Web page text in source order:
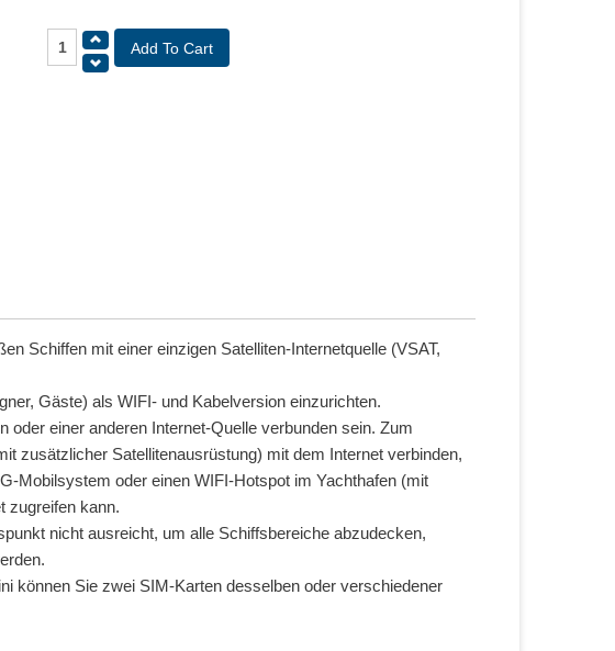
Schiffen mit einer einzigen Satelliten-Internetquelle (VSAT,
Gäste) als WIFI- und Kabelversion einzurichten.
einer anderen Internet-Quelle verbunden sein. Zum
zusätzlicher Satellitenausrüstung) mit dem Internet verbinden,
Mobilsystem oder einen WIFI-Hotspot im Yachthafen (mit
zugreifen kann.
nicht ausreicht, um alle Schiffsbereiche abzudecken,
können Sie zwei SIM-Karten desselben oder verschiedener